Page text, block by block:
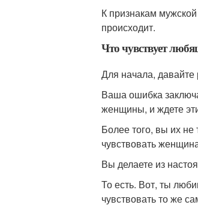
К признакам
происходит.
Что чувствует
Для начала, давайте
Ваша ошибка
женщины, и ждете
Более того, вы их
чувствовать
Вы делаете из
То есть. Вот, ты
чувствовать то же